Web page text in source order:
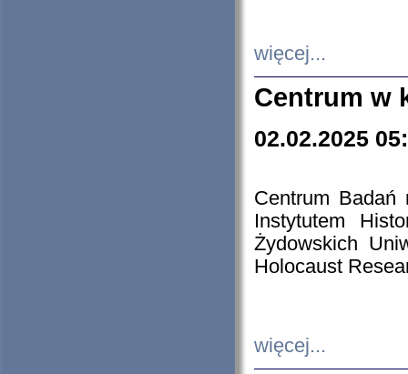
więcej...
Centrum w
02.02.2025
Centrum Badań
Instytutem
Żydowskich
Holocaust
więcej...